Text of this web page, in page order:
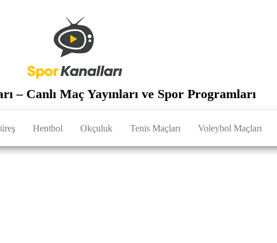
– Canlı Maç Yayınları ve Spor Programları
Hentbol Okçuluk Tenis Maçları Voleybol Maçları